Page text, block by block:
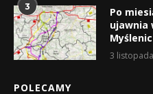
3
Po
ujawnia
Myślenic
3
POLECAMY